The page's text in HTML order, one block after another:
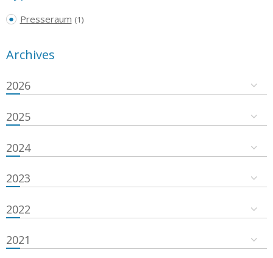
Presseraum (1)
Archives
2026
2025
2024
2023
2022
2021